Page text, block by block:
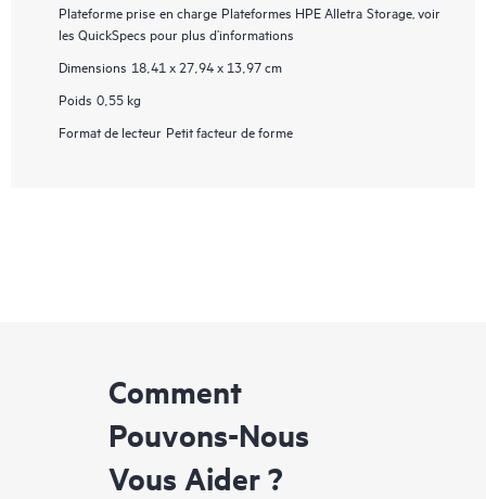
Plateforme prise en charge Plateformes HPE Alletra Storage, voir
les QuickSpecs pour plus d’informations
Dimensions 18,41 x 27,94 x 13,97 cm
Poids 0,55 kg
Format de lecteur Petit facteur de forme
Comment
Pouvons-Nous
Vous Aider ?